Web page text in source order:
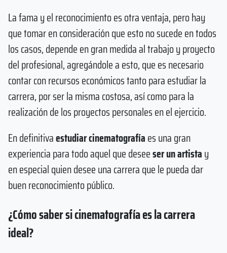
La fama y el reconocimiento es otra ventaja, pero hay
que tomar en consideración que esto no sucede en todos
los casos, depende en gran medida al trabajo y proyecto
del profesional, agregándole a esto, que es necesario
contar con recursos económicos tanto para estudiar la
carrera, por ser la misma costosa, así como para la
realización de los proyectos personales en el ejercicio.
En definitivaestudiar cinematografíaes una gran
experiencia para todo aquel que deseeser un artistay
en especial quien desee una carrera que le pueda dar
buen reconocimiento público.
¿Cómo saber si cinematografía es la carrera
ideal?